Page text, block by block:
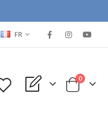
LANGUAGE
FR
My Quote Cart
0items